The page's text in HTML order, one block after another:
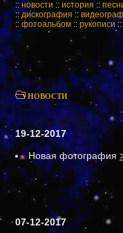
:: новости :: история ::
::дискография ::
:: фотоальбом :: рукописи ::
НОВОСТИ
19-12-2017
Новая фотография
07-12-2017